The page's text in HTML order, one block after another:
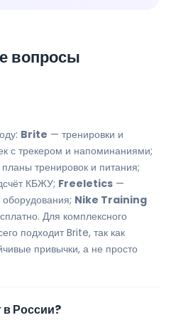
вопросы
Brite — тренировки и
с трекером и напоминаниями;
тренировок и питания;
КБЖУ; Freeletics —
Nike Training
Для комплексного
подходит Brite, так как
привычки, а не просто
России?